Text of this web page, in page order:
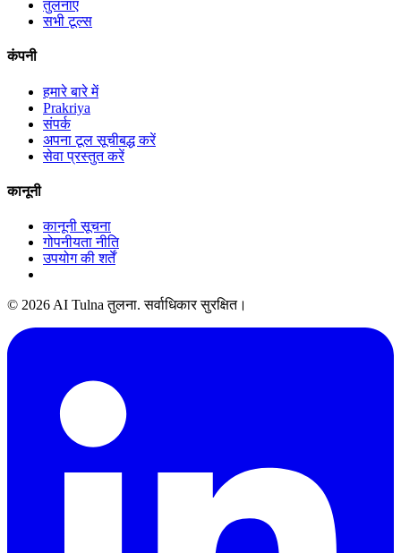
तुलनाएं
सभी टूल्स
कंपनी
हमारे बारे में
Prakriya
संपर्क
अपना टूल सूचीबद्ध करें
सेवा प्रस्तुत करें
कानूनी
कानूनी सूचना
गोपनीयता नीति
उपयोग की शर्तें
© 2026 AI Tulna तुलना. सर्वाधिकार सुरक्षित।